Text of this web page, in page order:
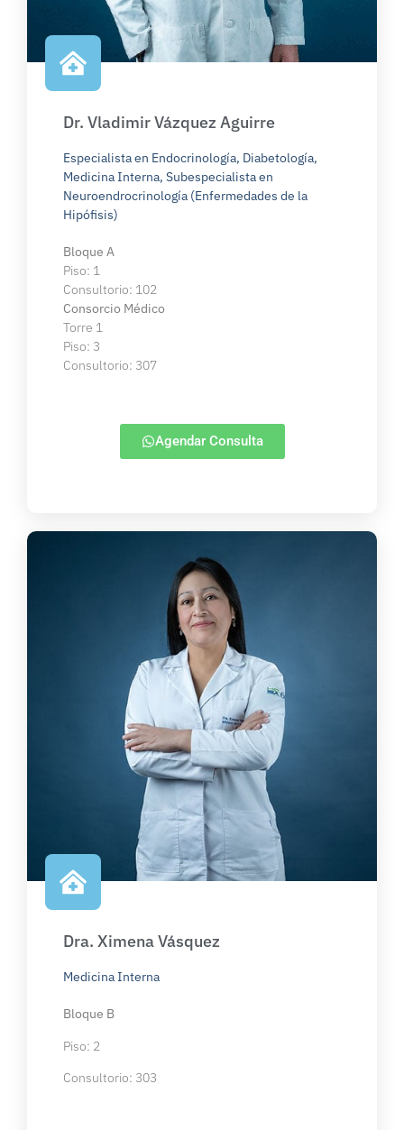
Dr. Vladimir Vázquez Aguirre
Especialista en Endocrinología, Diabetología,
Medicina Interna, Subespecialista en
Neuroendrocrinología (Enfermedades de la
Hipófisis)
Bloque A
Piso: 1
Consultorio: 102
Consorcio Médico
Torre 1
Piso: 3
Consultorio: 307
Agendar Consulta
Dra. Ximena Vásquez
Medicina Interna
Bloque B
Piso: 2
Consultorio: 303